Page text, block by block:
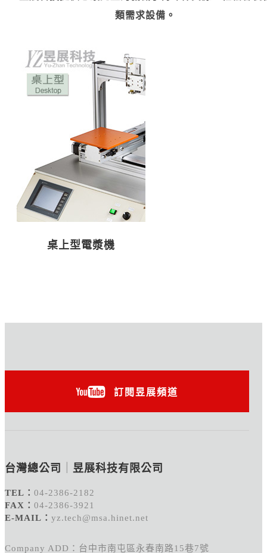
類需求設備。
桌上型電漿機
訂閱昱展頻道
台灣總公司 昱展科技有限公司
TEL： 04-2386-2182
FAX： 04-2386-3921
E-MAIL： yz.tech@msa.hinet.net
Company ADD：台中市南屯區永春南路15巷7號